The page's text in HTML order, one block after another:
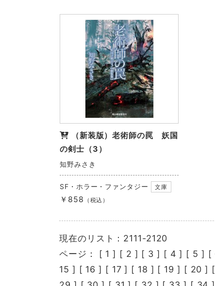
（新装版）老術師の罠 妖国
の剣士（3）
知野みさき
SF・ホラー・ファンタジー 文庫
￥858 （税込）
現在のリスト：2111-2120
ページ： [ 1 ] [ 2 ] [ 3 ] [ 4 ] [ 5 ] [
15 ] [ 16 ] [ 17 ] [ 18 ] [ 19 ] [ 20 ] [